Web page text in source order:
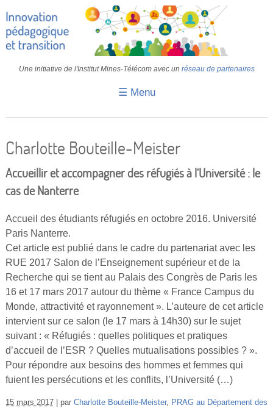
Une initiative de l'Institut Mines-Télécom avec un réseau de partenaires
☰ Menu
Colloques
Vidéos
S’inscrire
Se connecter
Charlotte Bouteille-Meister
Accueillir et accompagner des réfugiés à l’Université : le
cas de Nanterre
Accueil des étudiants réfugiés en octobre 2016. Université
Paris Nanterre.
Cet article est publié dans le cadre du partenariat avec les
RUE 2017 Salon de l’Enseignement supérieur et de la
Recherche qui se tient au Palais des Congrès de Paris les
16 et 17 mars 2017 autour du thème « France Campus du
Monde, attractivité et rayonnement ». L’auteure de cet article
intervient sur ce salon (le 17 mars à 14h30) sur le sujet
suivant : « Réfugiés : quelles politiques et pratiques
d’accueil de l’ESR ? Quelles mutualisations possibles ? ».
Pour répondre aux besoins des hommes et femmes qui
fuient les persécutions et les conflits, l’Université (…)
15 mars 2017 par Charlotte Bouteille-Meister,
PRAG au Département des